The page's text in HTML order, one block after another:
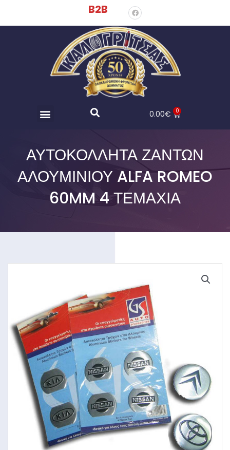
B2B
0.00€ 0
ΑΥΤΟΚΌΛΛΗΤΑ ΖΑΝΤΏΝ
ΑΛΟΥΜΙΝΊΟΥ ALFA ROMEO
60MM 4 ΤΕΜΆΧΙΑ